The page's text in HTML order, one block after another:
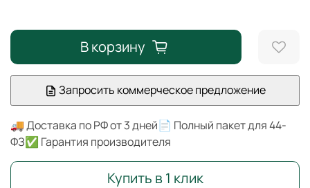
В корзину
Запросить коммерческое предложение
🚚 Доставка по РФ от 3 дней📄 Полный пакет для 44-
ФЗ✅ Гарантия производителя
Купить в 1 клик